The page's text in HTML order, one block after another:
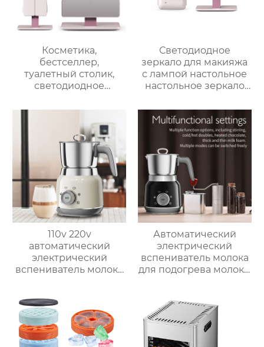
Косметика,
бестселлер,
туалетный столик,
светодиодное
зеркало для макияжа,
увеличительное
зеркало для макияжа
с подсветкой
Светодиодное
зеркало для макияжа
с лампой настольное
настольное зеркало
заполняет свет
складное
косметическое
зеркало для
переодевания
фабрика зеркал
110v 220v
автоматический
электрический
вспениватель молока
приготовления
горячего шоколада
Автоматический
электрический
вспениватель молока
для подогрева молока,
нержавеющей стали,
домашний
пароварочный
аппарат для молока